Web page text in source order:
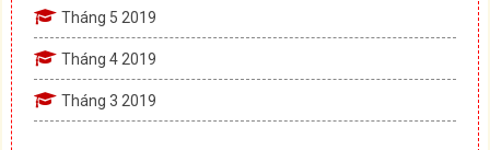
Tháng 5 2019
Tháng 4 2019
Tháng 3 2019